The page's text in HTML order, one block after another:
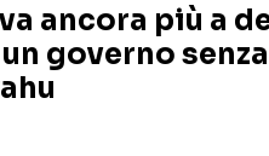
ancora più a
governo senza